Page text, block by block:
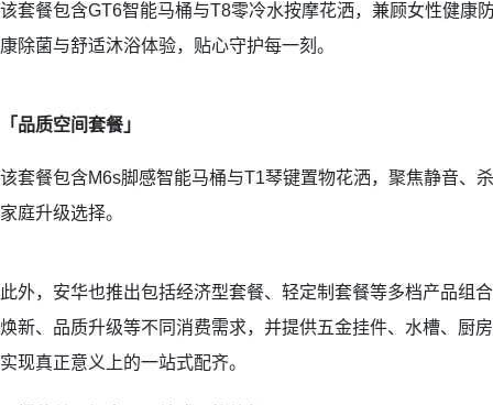
该套餐包含GT6智能马桶与T8零冷水按摩花洒，兼顾女性健康
康除菌与舒适沐浴体验，贴心守护每一刻。
「品质空间套餐」
该套餐包含M6s脚感智能马桶与T1琴键置物花洒，聚焦静音、
家庭升级选择。
此外，安华也推出包括经济型套餐、轻定制套餐等多档产品组
焕新、品质升级等不同消费需求，并提供五金挂件、水槽、厨
实现真正意义上的一站式配齐。